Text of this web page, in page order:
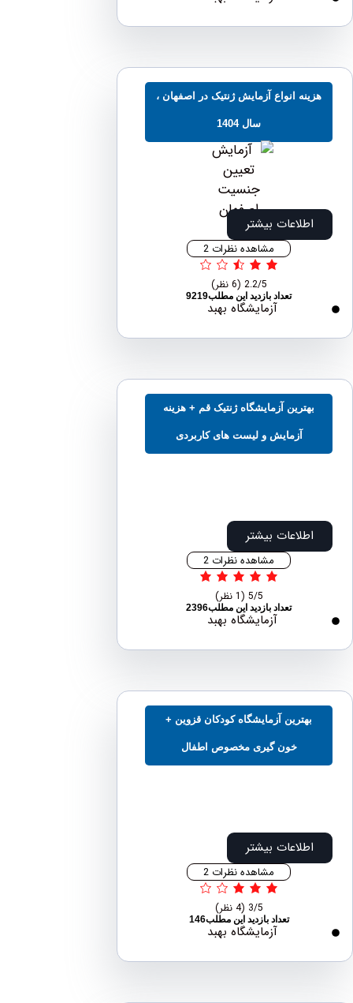
انواع آزمایش ژنتیک در اصفهان ،
اطلاعات بیشتر
مشاهده نظرات 2
تعداد بازدید این مطلب9219
آزمایشگاه بهبد
بهترین آزمایشگاه ژنتیک قم + هزینه
آزمایش و لیست های کاربردی
اطلاعات بیشتر
مشاهده نظرات 2
تعداد بازدید این مطلب2396
آزمایشگاه بهبد
بهترین آزمایشگاه کودکان قزوین +
خون گیری مخصوص اطفال
اطلاعات بیشتر
مشاهده نظرات 2
تعداد بازدید این مطلب146
آزمایشگاه بهبد